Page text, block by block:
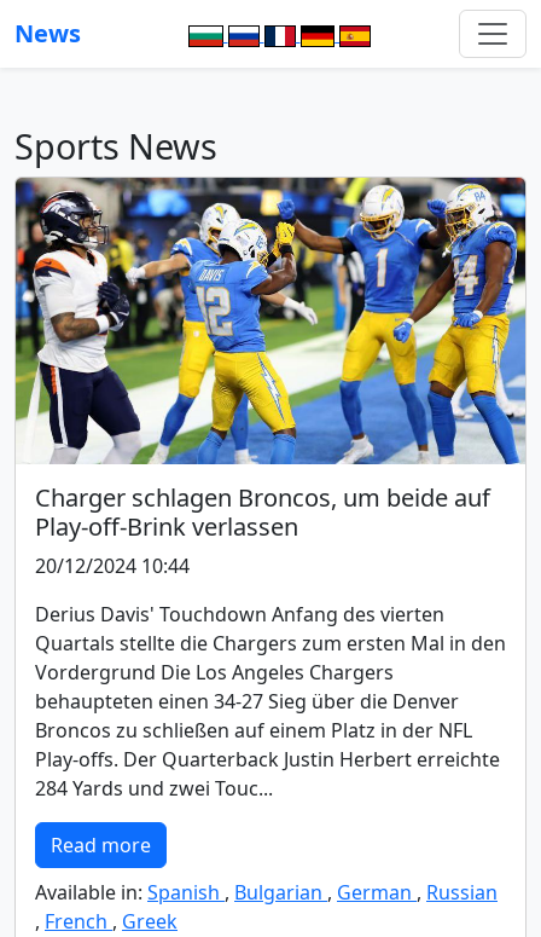
News
Sports News
Charger schlagen Broncos, um beide auf
Play-off-Brink verlassen
20/12/2024 10:44
Derius Davis' Touchdown Anfang des vierten
Quartals stellte die Chargers zum ersten Mal in den
Vordergrund Die Los Angeles Chargers
behaupteten einen 34-27 Sieg über die Denver
Broncos zu schließen auf einem Platz in der NFL
Play-offs. Der Quarterback Justin Herbert erreichte
284 Yards und zwei Touc...
Read more
Available in: Spanish , Bulgarian , German , Russian
, French , Greek